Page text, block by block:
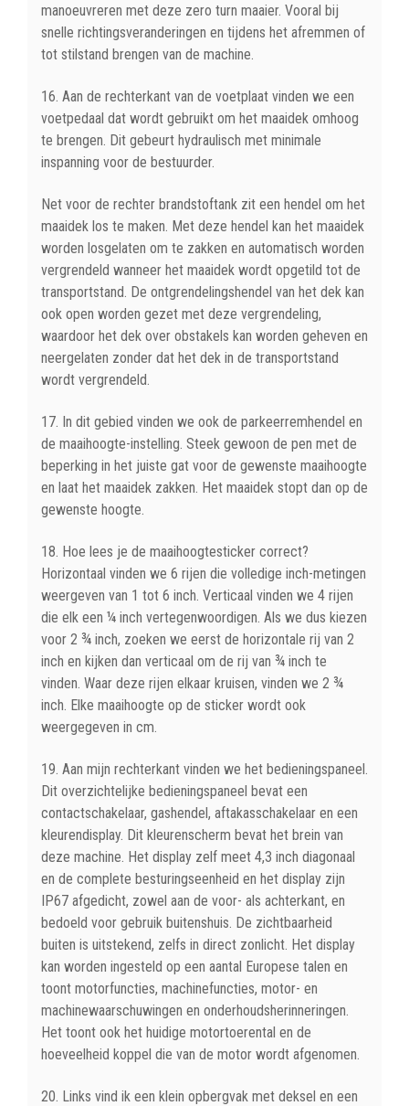
manoeuvreren met deze zero turn maaier. Vooral bij
snelle richtingsveranderingen en tijdens het afremmen of
tot stilstand brengen van de machine.
16. Aan de rechterkant van de voetplaat vinden we een
voetpedaal dat wordt gebruikt om het maaidek omhoog
te brengen. Dit gebeurt hydraulisch met minimale
inspanning voor de bestuurder.
Net voor de rechter brandstoftank zit een hendel om het
maaidek los te maken. Met deze hendel kan het maaidek
worden losgelaten om te zakken en automatisch worden
vergrendeld wanneer het maaidek wordt opgetild tot de
transportstand. De ontgrendelingshendel van het dek kan
ook open worden gezet met deze vergrendeling,
waardoor het dek over obstakels kan worden geheven en
neergelaten zonder dat het dek in de transportstand
wordt vergrendeld.
17. In dit gebied vinden we ook de parkeerremhendel en
de maaihoogte-instelling. Steek gewoon de pen met de
beperking in het juiste gat voor de gewenste maaihoogte
en laat het maaidek zakken. Het maaidek stopt dan op de
gewenste hoogte.
18. Hoe lees je de maaihoogtesticker correct?
Horizontaal vinden we 6 rijen die volledige inch-metingen
weergeven van 1 tot 6 inch. Verticaal vinden we 4 rijen
die elk een ¼ inch vertegenwoordigen. Als we dus kiezen
voor 2 ¾ inch, zoeken we eerst de horizontale rij van 2
inch en kijken dan verticaal om de rij van ¾ inch te
vinden. Waar deze rijen elkaar kruisen, vinden we 2 ¾
inch. Elke maaihoogte op de sticker wordt ook
weergegeven in cm.
19. Aan mijn rechterkant vinden we het bedieningspaneel.
Dit overzichtelijke bedieningspaneel bevat een
contactschakelaar, gashendel, aftakasschakelaar en een
kleurendisplay. Dit kleurenscherm bevat het brein van
deze machine. Het display zelf meet 4,3 inch diagonaal
en de complete besturingseenheid en het display zijn
IP67 afgedicht, zowel aan de voor- als achterkant, en
bedoeld voor gebruik buitenshuis. De zichtbaarheid
buiten is uitstekend, zelfs in direct zonlicht. Het display
kan worden ingesteld op een aantal Europese talen en
toont motorfuncties, machinefuncties, motor- en
machinewaarschuwingen en onderhoudsherinneringen.
Het toont ook het huidige motortoerental en de
hoeveelheid koppel die van de motor wordt afgenomen.
20. Links vind ik een klein opbergvak met deksel en een